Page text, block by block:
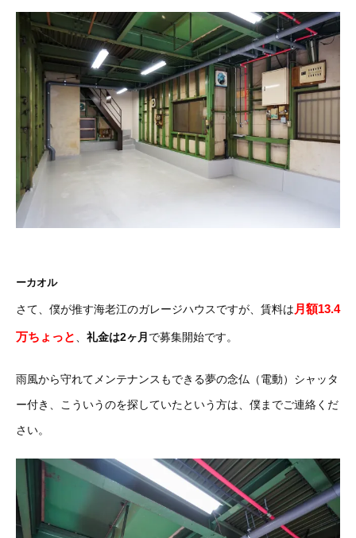
ーカオル
さて、僕が推す海老江のガレージハウスですが、賃料は 月額13.4
万ちょっと 礼金は2ヶ月 で募集開始です。
雨風から守れてメンテナンスもできる夢の念仏（電動）シャッタ
ー付き、こういうのを探していたという方は、僕までご連絡くだ
さい。